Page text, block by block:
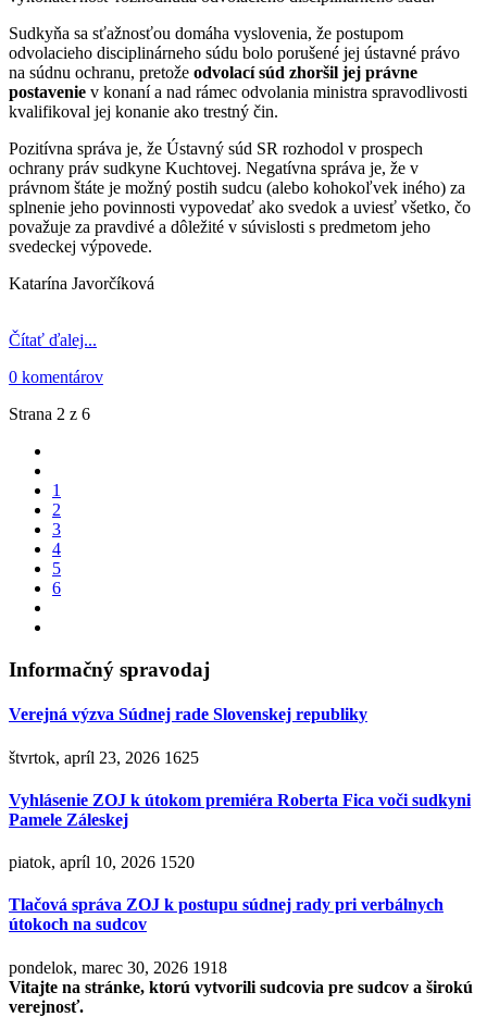
Sudkyňa sa sťažnosťou domáha vyslovenia, že postupom
odvolacieho disciplinárneho súdu bolo porušené jej ústavné právo
na súdnu ochranu, pretože odvolací súd zhoršil jej právne
postavenie v konaní a nad rámec odvolania ministra spravodlivosti
kvalifikoval jej konanie ako trestný čin.
Pozitívna správa je, že Ústavný súd SR rozhodol v prospech
ochrany práv sudkyne Kuchtovej. Negatívna správa je, že v
právnom štáte je možný postih sudcu (alebo kohokoľvek iného) za
splnenie jeho povinnosti vypovedať ako svedok a uviesť všetko, čo
považuje za pravdivé a dôležité v súvislosti s predmetom jeho
svedeckej výpovede.
Katarína Javorčíková
Čítať ďalej...
0 komentárov
Strana 2 z 6
1
2
3
4
5
6
Informačný spravodaj
Verejná výzva Súdnej rade Slovenskej republiky
štvrtok, apríl 23, 2026 1625
Vyhlásenie ZOJ k útokom premiéra Roberta Fica voči sudkyni
Pamele Záleskej
piatok, apríl 10, 2026 1520
Tlačová správa ZOJ k postupu súdnej rady pri verbálnych
útokoch na sudcov
pondelok, marec 30, 2026 1918
Vitajte na stránke, ktorú vytvorili sudcovia pre sudcov a širokú
verejnosť.